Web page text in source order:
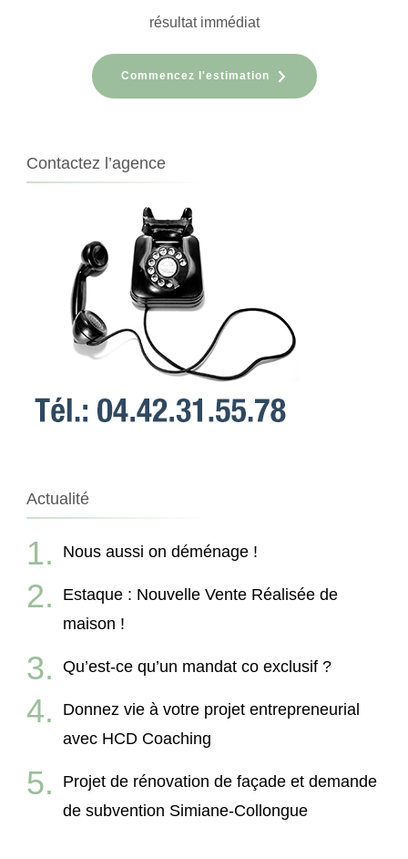
résultat immédiat
Commencez l'estimation
Contactez l’agence
Actualité
Nous aussi on déménage !
Estaque : Nouvelle Vente Réalisée de
maison !
Qu’est-ce qu’un mandat co exclusif ?
Donnez vie à votre projet entrepreneurial
avec HCD Coaching
Projet de rénovation de façade et demande
de subvention Simiane-Collongue